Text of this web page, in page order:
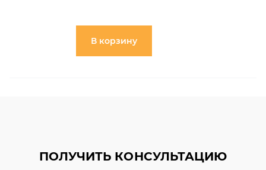
В корзину
ПОЛУЧИТЬ КОНСУЛЬТАЦИЮ